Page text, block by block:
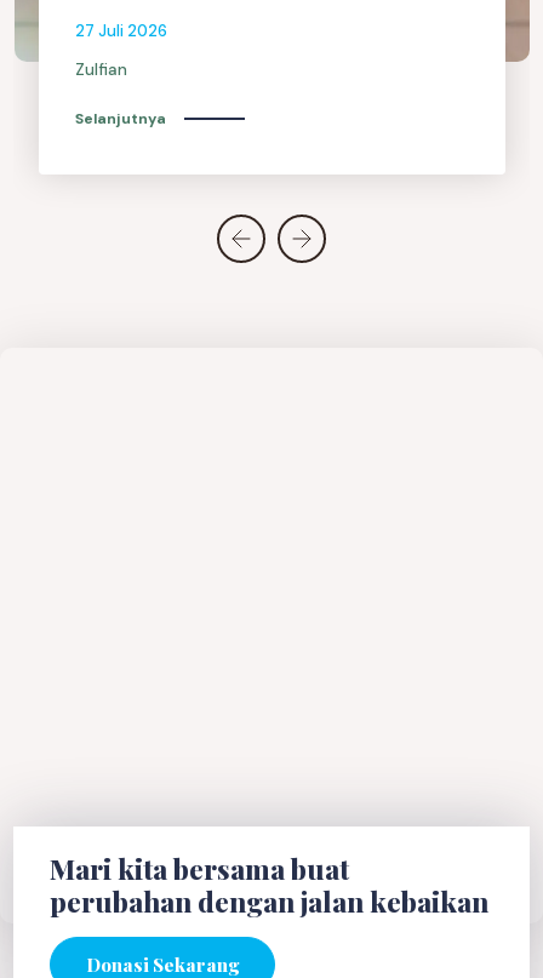
27 Juli 2026
Zulfian
Selanjutnya
Mari kita bersama buat
perubahan dengan jalan kebaikan
Donasi Sekarang